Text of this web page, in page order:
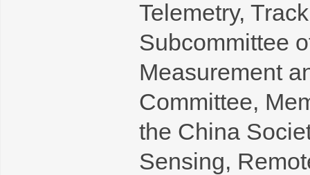
Telemetry,
Subcommittee
Measurement
Committee,
the China
Sensing,